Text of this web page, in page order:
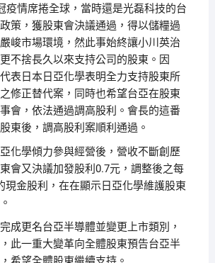
疫情席捲全球，當時還是光磊科技的台
策，獲股東會決議通過，得以儲糧過
峻市場環境，然此事始終讓小川英治
不捨長久以來支持公司的股東。因
表日本日亞化學表明全力支持股東所
修正替代案，同時也希望台亞在股東
會，依法通過調高股利。會長的這番
東後，調高股利案順利通過。
化學傾力參與經營後，營收不斷創歷
會又決議加發股利0.7元，調整後之每
現金股利，在在顯示日亞化學維護股東
成更名台亞半導體並變更上市類別，
此一重大變革向全體股東預告台亞半